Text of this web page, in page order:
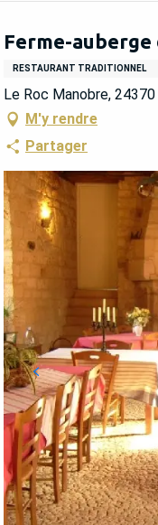
Ferme-auberge
RESTAURANT TRADITIONNEL
Le Roc Manobre,
M'y rendre
Partager